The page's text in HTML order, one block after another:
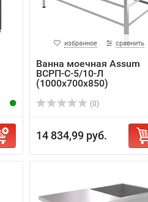
избранное сравнить
Ванна моечная Assum
ВСРП-С-5/10-Л
(1000х700х850)
(0)
14 834,99 руб.